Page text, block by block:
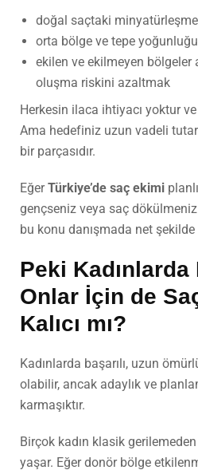
doğal saçtaki
orta bölge ve tepe
ekilen ve ekilmeyen bölgeler
oluşma riskini azaltmak
Herkesin ilaca ihtiyacı yoktur
Ama hedefiniz uzun vadeli
bir parçasıdır.
EğerTürkiye’de saç ekimi
gençseniz veya saç
bu konu danışmada net şekilde
Peki Kadınlarda
Onlar İçin de
Kalıcı mı?
Kadınlarda başarılı, uzun
olabilir, ancak adaylık ve
karmaşıktır.
Birçok kadın klasik
yaşar. Eğer donör bölge